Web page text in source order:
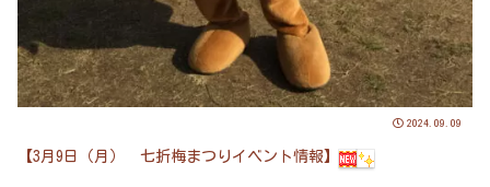
2024.09.09
【3月9日（月） 七折梅まつりイベント情報】